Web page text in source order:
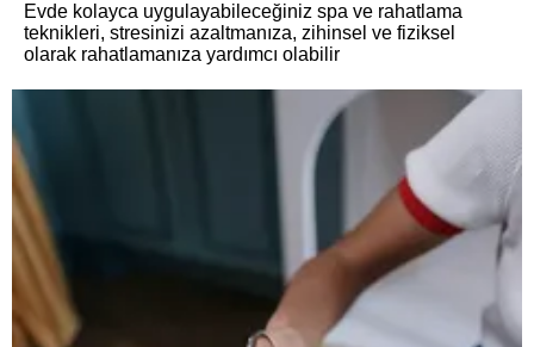
Evde kolayca uygulayabileceğiniz spa ve rahatlama
teknikleri, stresinizi azaltmanıza, zihinsel ve fiziksel
olarak rahatlamanıza yardımcı olabilir